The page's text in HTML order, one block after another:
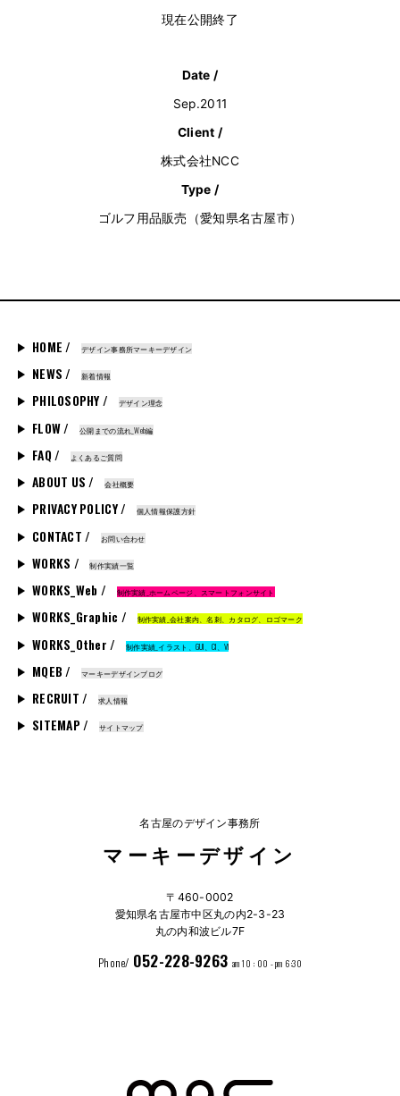
現在公開終了
Date /
Sep.2011
Client /
株式会社NCC
Type /
ゴルフ用品販売（愛知県名古屋市）
HOME / デザイン事務所マーキーデザイン
NEWS / 新着情報
PHILOSOPHY / デザイン理念
FLOW / 公開までの流れ_Web編
FAQ / よくあるご質問
ABOUT US / 会社概要
PRIVACY POLICY / 個人情報保護方針
CONTACT / お問い合わせ
WORKS / 制作実績一覧
WORKS_Web / 制作実績_ホームページ、スマートフォンサイト
WORKS_Graphic / 制作実績_会社案内、名刺、カタログ、ロゴマーク
WORKS_Other / 制作実績_イラスト、GUI、CI、VI
MQEB / マーキーデザインブログ
RECRUIT / 求人情報
SITEMAP / サイトマップ
名古屋のデザイン事務所
マーキーデザイン
〒460-0002
愛知県名古屋市中区丸の内2-3-23
丸の内和波ビル7F
Phone/ 052-228-9263 am 10 : 00 - pm 6:30